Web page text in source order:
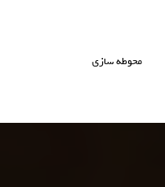
محوطه سازی